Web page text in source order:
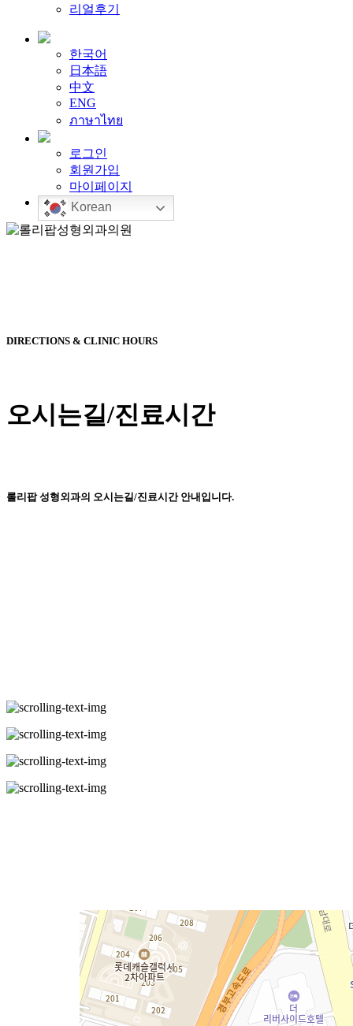
리얼후기
한국어
日本語
中文
ENG
ภาษาไทย
로그인
회원가입
마이페이지
Korean
DIRECTIONS & CLINIC HOURS
오시는길/진료시간
롤리팝 성형외과의 오시는길/진료시간 안내입니다.